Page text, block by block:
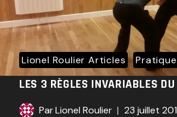
Lionel Roulier Articles
LES 3 RÈGLES INVARIABLES
ParLionel Roulier
23 juillet